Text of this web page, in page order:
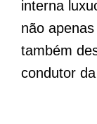
interna
não
também
condutor